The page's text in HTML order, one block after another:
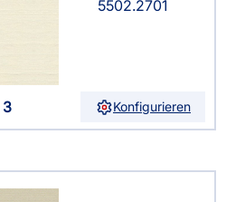
5502.2701
3 Konfigurieren